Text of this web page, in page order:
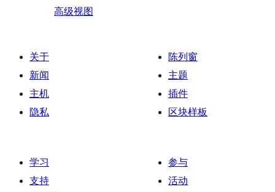
高级视图
关于
新闻
主机
隐私
陈列窗
主题
插件
区块样板
学习
支持
参与
活动